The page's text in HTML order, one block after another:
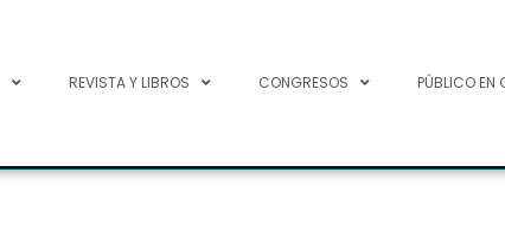
REVISTA Y LIBROS CONGRESOS PÚBLICO EN